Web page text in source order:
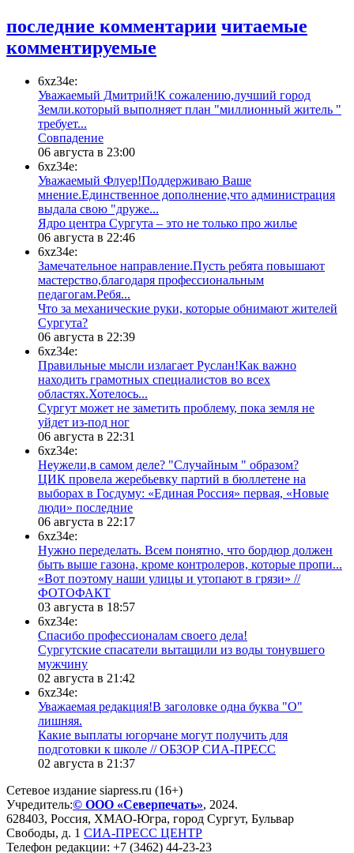
последние комментарии читаемые
комментируемые
6xz34e:
Уважаемый Дмитрий!К сожалению,лучший город
Земли.который выполняет план "миллионный житель "
требует...
​Совпадение
06 августа в 23:00
6xz34e:
Уважаемый Флуер!Поддерживаю Ваше
мнение.Единственное дополнение,что администрация
выдала свою "друже...
​Ядро центра Сургута ‒ это не только про жилье
06 августа в 22:46
6xz34e:
Замечательное направление.Пусть ребята повышают
мастерство,благодаря профессиональным
педагогам.Ребя...
​Что за механические руки, которые обнимают жителей
Сургута?
06 августа в 22:39
6xz34e:
Правильные мысли излагает Руслан!Как важно
находить грамотных специалистов во всех
областях.Хотелось...
Сургут может не заметить проблему, пока земля не
уйдет из-под ног
06 августа в 22:31
6xz34e:
Неужели,в самом деле? "Случайным " образом?
ЦИК провела жеребьевку партий в бюллетене на
выборах в Госдуму: «Единая Россия» первая, «Новые
люди» последние
06 августа в 22:17
6xz34e:
Нужно переделать. Всем понятно, что бордюр должен
быть выше газона, кроме контролеров, которые пропи...
«Вот поэтому наши улицы и утопают в грязи» //
ФОТОФАКТ
03 августа в 18:57
6xz34e:
Спасибо профессионалам своего дела!
Сургутские спасатели вытащили из воды тонувшего
мужчину
02 августа в 21:42
6xz34e:
Уважаемая редакция!В заголовке одна буква "О"
лишняя.
Какие выплаты югорчане могут получить для
подготовки к школе // ОБЗОР СИА-ПРЕСС
02 августа в 21:37
Сетевое издание siapress.ru (16+)
Учредитель:© ООО «Северпечать», 2024.
628403, Россия, ХМАО-Югра, город Сургут, Бульвар
Свободы, д. 1 СИА-ПРЕСС ЦЕНТР
Телефон редакции: +7 (3462) 44-23-23